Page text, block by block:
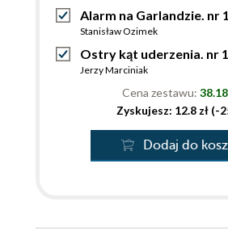
Alarm na Garlandzie. nr
Stanisław Ozimek
Ostry kąt uderzenia. nr
Jerzy Marciniak
Cena zestawu:
Zyskujesz: 12.8 zł (-
Dodaj do